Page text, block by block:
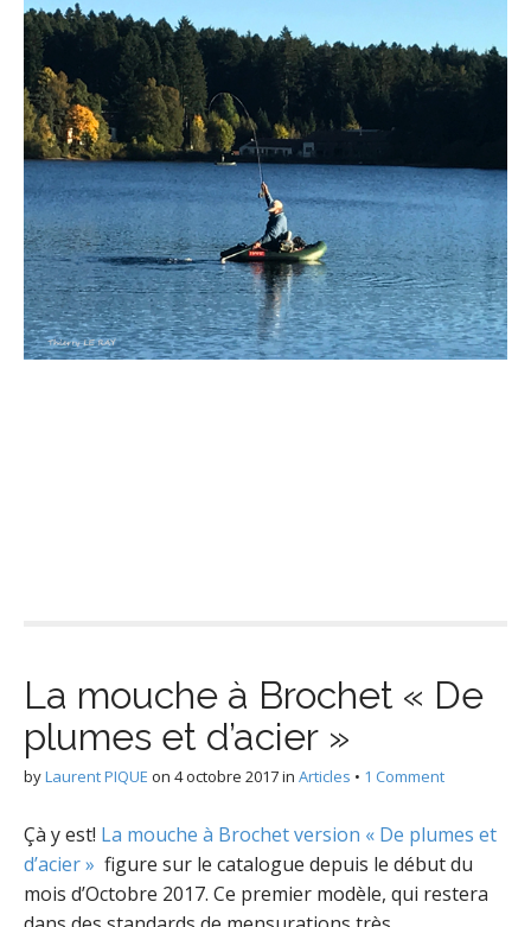
La mouche à Brochet « De
plumes et d’acier »
byLaurent PIQUE on 4 octobre 2017in Articles • 1 Comment
Çà y est! La mouche à Brochet version « De plumes et
d’acier » figure sur le catalogue depuis le début du
mois d’Octobre 2017. Ce premier modèle, qui restera